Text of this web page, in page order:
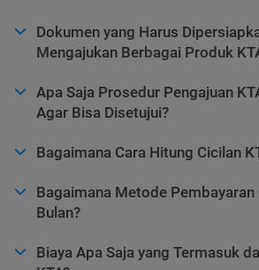
Dokumen yang Harus
Mengajukan Berbagai Produk
Apa Saja Prosedur Pengajuan
Agar Bisa Disetujui?
Bagaimana Cara Hitung Cicilan
Bagaimana Metode Pembayaran
Bulan?
Biaya Apa Saja yang Termasuk